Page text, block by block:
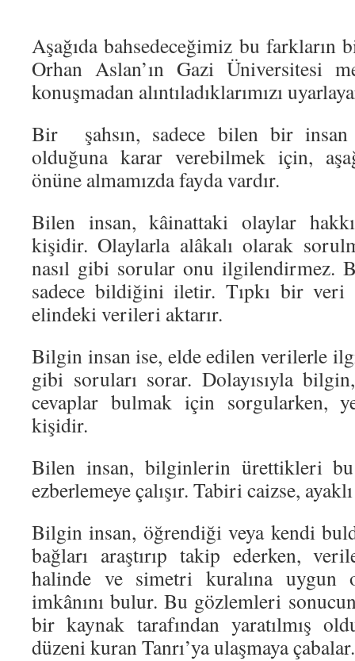
Aşağıda bahsedeceğimiz bu
Orhan Aslan’ın Gazi Üniversitesi
konuşmadan alıntıladıklarımızı
Bir şahsın, sadece bilen bir
olduğuna karar verebilmek için,
önüne almamızda fayda vardır.
Bilen insan, kâinattaki olaylar
kişidir. Olaylarla alâkalı olarak
nasıl gibi sorular onu ilgilendirmez.
sadece bildiğini iletir. Tıpkı bir veri
elindeki verileri aktarır.
Bilgin insan ise, elde edilen verilerle
gibi soruları sorar. Dolayısıyla
cevaplar bulmak için sorgularken,
kişidir.
Bilen insan, bilginlerin ürettikleri
ezberlemeye çalışır. Tabiri caizse,
Bilgin insan, öğrendiği veya kendi
bağları araştırıp takip ederken,
halinde ve simetri kuralına uygun
imkânını bulur. Bu gözlemleri
bir kaynak tarafından yaratılmış
düzeni kuran Tanrı’ya ulaşmaya çabalar.